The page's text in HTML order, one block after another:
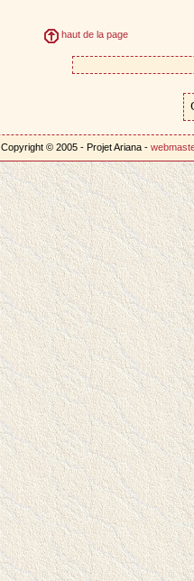
haut de la page
Copyright © 2005 - Projet Ariana -